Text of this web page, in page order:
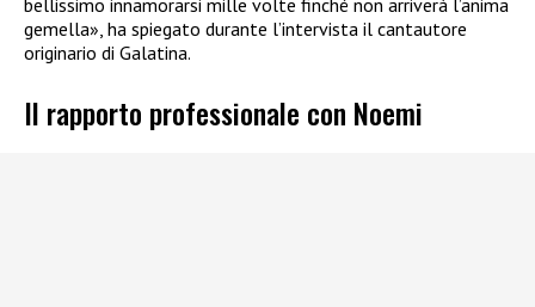
gemella», ha spiegato durante l’intervista il cantautore
originario di Galatina.
Il rapporto professionale con Noemi